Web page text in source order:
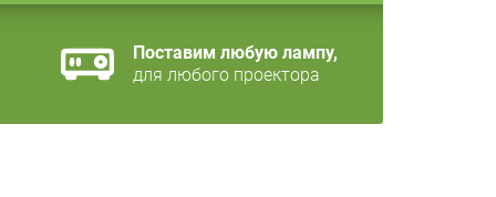
Поставим любую лампу,
для любого проектора